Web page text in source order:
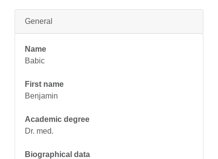
General
Name
Babic
First name
Benjamin
Academic degree
Dr. med.
Biographical data